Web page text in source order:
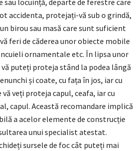
sau locuință, departe de ferestre care
accidenta, protejați-vă sub o grindă,
birou sau masă care sunt suficient
feri de căderea unor obiecte mobile
ornamentale etc. În lipsa unor
puteți proteja stând la podea lângă
și coate, cu fața în jos, iar cu
veți proteja capul, ceafa, iar cu
capul. Această recomandare implică
a acelor elemente de construcție
unui specialist atestat.
sursele de foc cât puteți mai